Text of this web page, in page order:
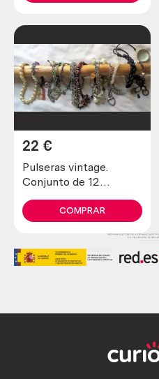
Pulseras vintage.
Conjunto de 12
22 €
COMPRAR